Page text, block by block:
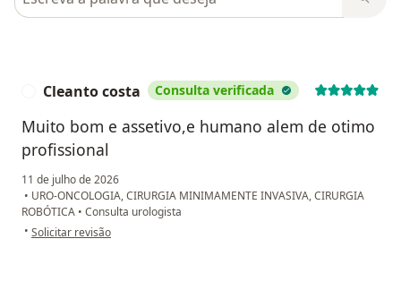
Cleanto costa Consulta verificada
Muito bom e assetivo,e humano alem de otimo
profissional
11 de julho de 2026
• URO-ONCOLOGIA, CIRURGIA MINIMAMENTE INVASIVA, CIRURGIA
ROBÓTICA • Consulta urologista
• na opinião do utilizador Cleanto costa
Solicitar revisão